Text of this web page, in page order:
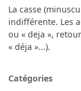
La casse
indifférente. Les
ou « deja »,
« déja »...).
Catégories